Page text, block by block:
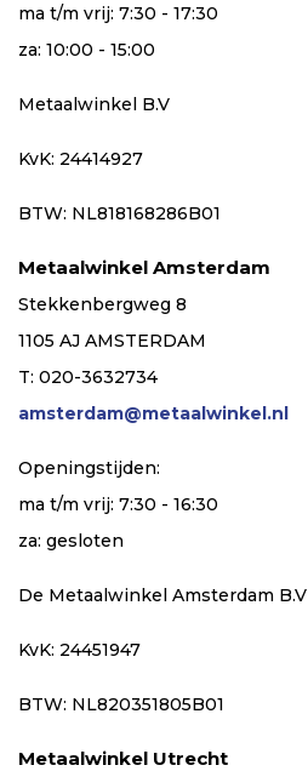
ma t/m vrij: 7:30 - 17:30
za: 10:00 - 15:00
Metaalwinkel B.V
KvK: 24414927
BTW: NL818168286B01
Metaalwinkel Amsterdam
Stekkenbergweg 8
1105 AJ AMSTERDAM
T: 020-3632734
amsterdam@metaalwinkel.nl
Openingstijden:
ma t/m vrij: 7:30 - 16:30
za: gesloten
De Metaalwinkel Amsterdam B.V
KvK: 24451947
BTW: NL820351805B01
Metaalwinkel Utrecht